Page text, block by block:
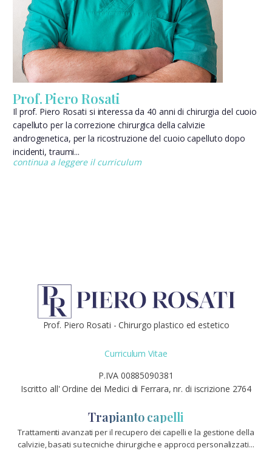
Prof. Piero Rosati
Il prof. Piero Rosati si interessa da 40 anni di chirurgia del cuoio
capelluto per la correzione chirurgica della calvizie
androgenetica, per la ricostruzione del cuoio capelluto dopo
incidenti, traumi...
continua a leggere il curriculum
Prof. Piero Rosati - Chirurgo plastico ed estetico
Curriculum Vitae
P.IVA 00885090381
Iscritto all' Ordine dei Medici di Ferrara, nr. di iscrizione 2764
Trapianto capelli
Trattamenti avanzati per il recupero dei capelli e la gestione della
calvizie, basati su tecniche chirurgiche e approcci personalizzati...